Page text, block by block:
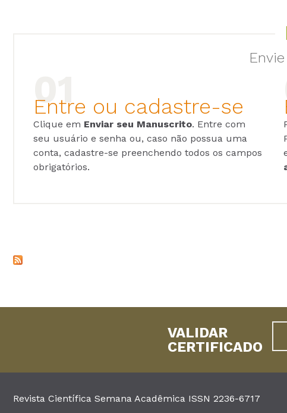
Entre ou cadastre-se
Clique em Enviar seu Manuscrito. Entre com
seu usuário e senha ou, caso não possua uma
conta, cadastre-se preenchendo todos os campos
obrigatórios.
VALIDAR
CERTIFICADO
Revista Científica Semana Acadêmica ISSN 2236-6717